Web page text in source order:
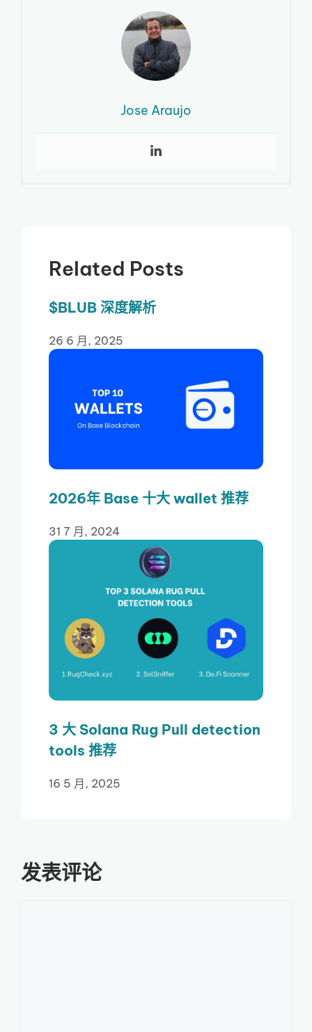
Jose Araujo
Related Posts
$BLUB 深度解析
26 6 月, 2025
2026年 Base 十大 wallet 推荐
31 7 月, 2024
3 大 Solana Rug Pull detection
tools 推荐
16 5 月, 2025
发表评论